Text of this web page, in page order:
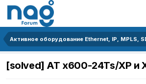
[solved] AT x600-24Ts/XP и